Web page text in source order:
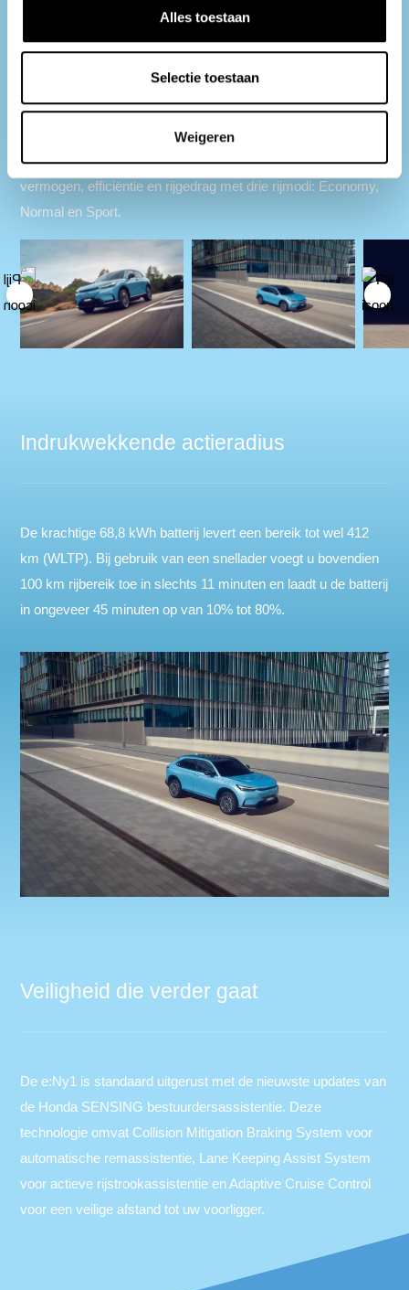
Alles toestaan
Selectie toestaan
Weigeren
Dankzij Honda’s nieuwste elektrische aandrijflijn geniet u van
een uitzonderlijk rijkarakter. De elektromotor levert een
vermogen van 204 pk en een koppel van 310 Nm, waardoor u
in slechts 7,6 seconden vanuit stilstand naar 100 km/u
accelereert. Kies naar wens de juiste balans tussen
vermogen, efficiëntie en rijgedrag met drie rijmodi: Economy,
Normal en Sport.
Indrukwekkende actieradius
De krachtige 68,8 kWh batterij levert een bereik tot wel 412
km (WLTP). Bij gebruik van een snellader voegt u bovendien
100 km rijbereik toe in slechts 11 minuten en laadt u de batterij
in ongeveer 45 minuten op van 10% tot 80%.
Veiligheid die verder gaat
De e:Ny1 is standaard uitgerust met de nieuwste updates van
de Honda SENSING bestuurdersassistentie. Deze
technologie omvat Collision Mitigation Braking System voor
automatische remassistentie, Lane Keeping Assist System
voor actieve rijstrookassistentie en Adaptive Cruise Control
voor een veilige afstand tot uw voorligger.